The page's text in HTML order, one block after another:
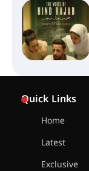
Quick Links
Home
Latest
Exclusive